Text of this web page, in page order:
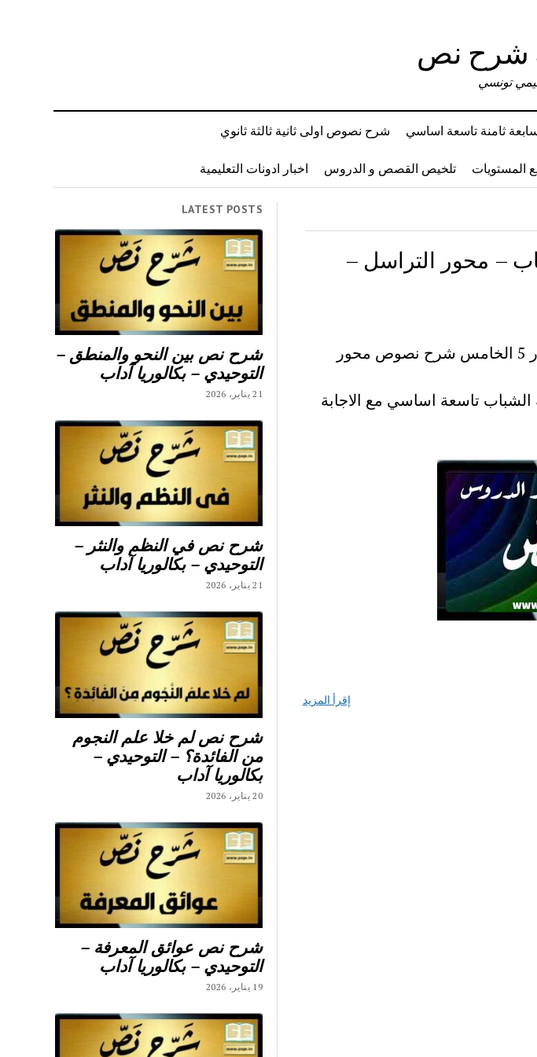
شرح نص
تونسي
ثامنة تاسعة اساسي شرح نصوص اولى ثانية ثالثة ثانوي
المستويات تلخيص القصص و الدروس اخبار ادونات التعليمية
– محور التراسل –
شرح نص مسؤولية الشباب المحور 5 الخامس شرح نصوص محور
تاسعة اساسي مع الاجابة
إقرأ المزيد
LATEST POSTS
شرح نص بين النحو والمنطق –
التوحيدي – بكالوريا آداب
21 يناير، 2026
شرح نص في النظم والنثر –
التوحيدي – بكالوريا آداب
21 يناير، 2026
شرح نص لم خلا علم النجوم
من الفائدة؟ – التوحيدي –
بكالوريا آداب
20 يناير، 2026
شرح نص عوائق المعرفة –
التوحيدي – بكالوريا آداب
19 يناير، 2026